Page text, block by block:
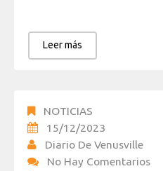
Leer más
NOTICIAS
15/12/2023
Diario De Venusville
No Hay Comentarios